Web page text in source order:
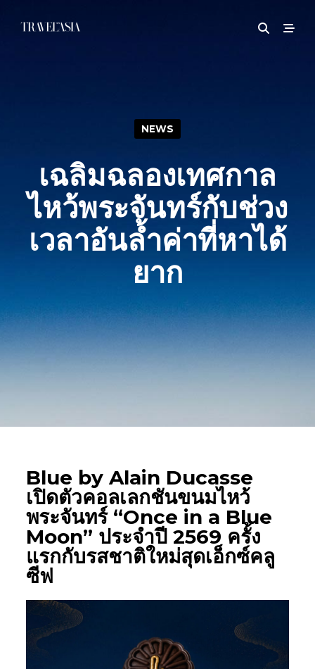
NEWS
เฉลิมฉลองเทศกาล
ไหว้พระจันทร์กับช่วง
เวลาอันล้ำค่าที่หาได้
ยาก
Blue by Alain Ducasse
เปิดตัวคอลเลกชันขนมไหว้
พระจันทร์ “Once in a Blue
Moon” ประจำปี 2569 ครั้ง
แรกกับรสชาติใหม่สุดเอ็กซ์คลู
ซีฟ